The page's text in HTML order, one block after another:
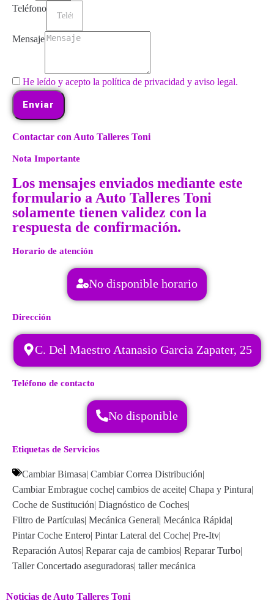
Teléfono
Mensaje
He leído y acepto la política de privacidad y aviso legal.
Enviar
Contactar con Auto Talleres Toni
Nota Importante
Los mensajes enviados mediante este
formulario a Auto Talleres Toni
solamente tienen validez con la
respuesta de confirmación.
Horario de atención
No disponible horario
Dirección
C. Del Maestro Atanasio Garcia Zapater, 25
Teléfono de contacto
No disponible
Etiquetas de Servicios
Cambiar Bimasa| Cambiar Correa Distribución|
Cambiar Embrague coche| cambios de aceite| Chapa y Pintura|
Coche de Sustitución| Diagnóstico de Coches|
Filtro de Partículas| Mecánica General| Mecánica Rápida|
Pintar Coche Entero| Pintar Lateral del Coche| Pre-Itv|
Reparación Autos| Reparar caja de cambios| Reparar Turbo|
Taller Concertado aseguradoras| taller mecánica
Noticias de Auto Talleres Toni